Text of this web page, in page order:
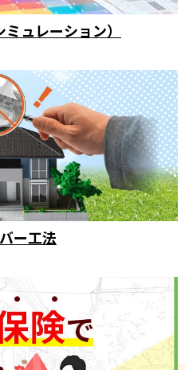
ュレーション）
ー工法